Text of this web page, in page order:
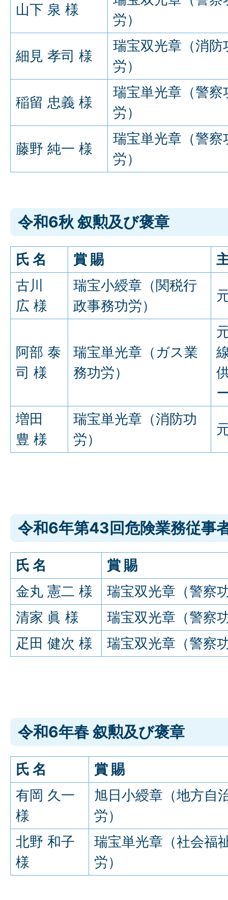
山下 泉 様
労）
細見 孝司 様
瑞宝双光章（消防
労）
稲留 忠義 様
瑞宝単光章（警察
労）
藤野 純一 様
瑞宝単光章（警察
労）
令和6秋 叙勲及び褒章
氏 名 賞 賜
古川
広 様
瑞宝小綬章（関税行
政事務功労）
阿部 泰
司 様
瑞宝単光章（ガス業
務功労）
増田
豊 様
瑞宝単光章（消防功
労）
令和6年第43回危険業務従事
氏 名
賞 賜
金丸 憲二 様
瑞宝双光章（警察
清家 眞 様
瑞宝双光章（警察
疋田 健次 様
瑞宝双光章（警察
令和6年春 叙勲及び褒章
氏 名
賞 賜
有岡 久一
様
旭日小綬章（地方自
労）
北野 和子
様
瑞宝単光章（社会福
労）